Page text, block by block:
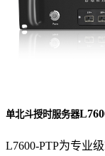
单北斗授时服务器
L7600-PTP为专业